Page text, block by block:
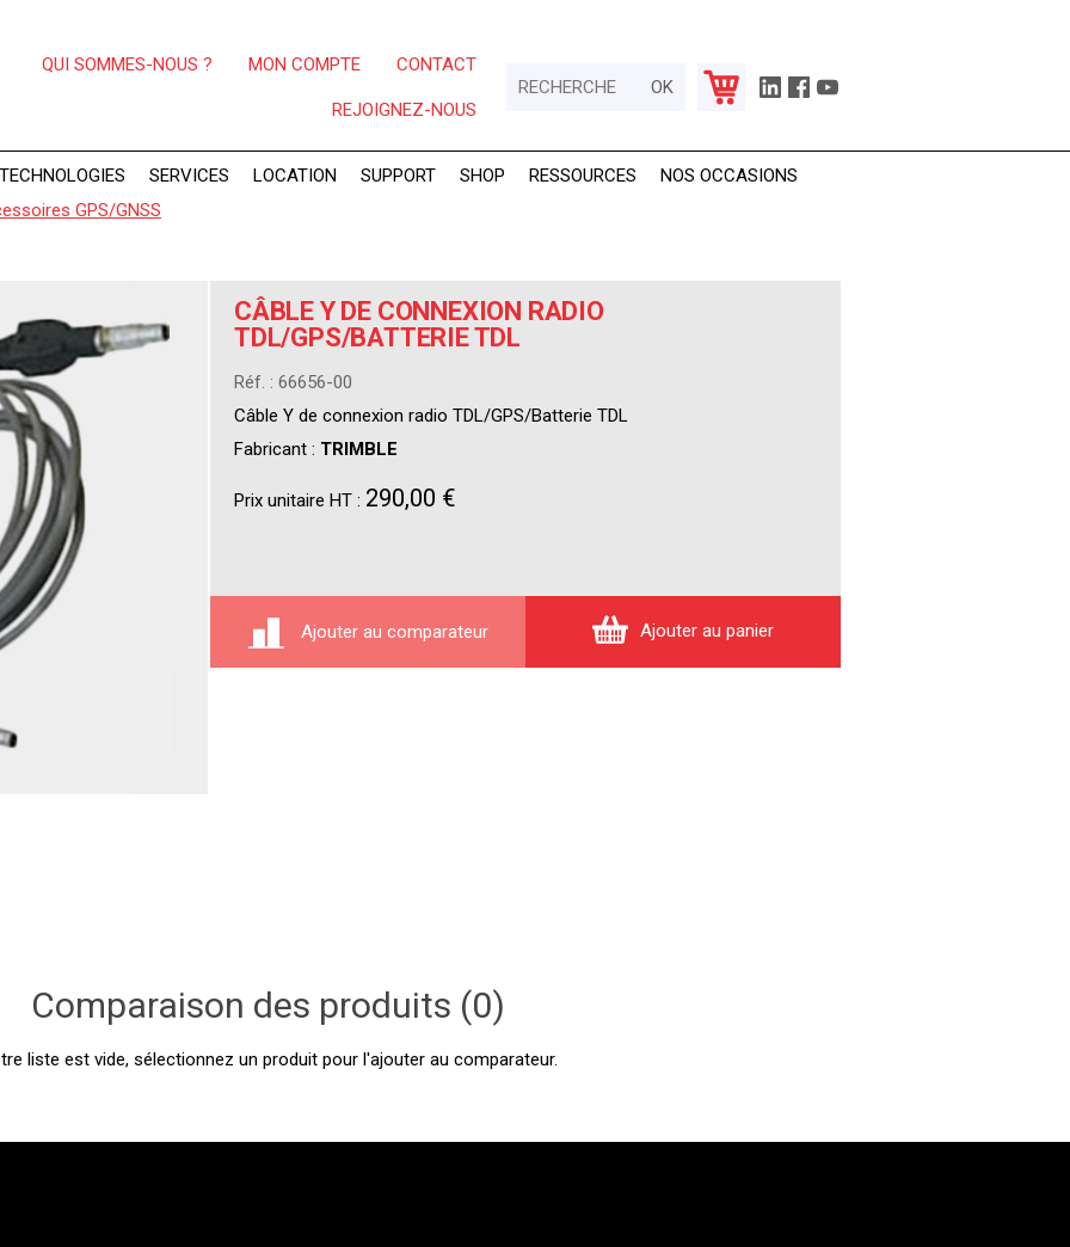
QUI SOMMES-NOUS ? MON COMPTE CONTACT
REJOIGNEZ-NOUS
TECHNOLOGIES SERVICES LOCATION SUPPORT SHOP RESSOURCES
NOS OCCASIONS
GPS/GNSS
CÂBLE Y DE CONNEXION RADIO
TDL/GPS/BATTERIE TDL
Réf. : 66656-00
Câble Y de connexion radio TDL/GPS/Batterie TDL
Fabricant : TRIMBLE
Prix unitaire HT : 290,00 €
Ajouter au comparateur Ajouter au panier
Comparaison des produits (0)
liste est vide, sélectionnez un produit pour l'ajouter au comparateur.